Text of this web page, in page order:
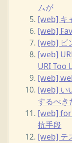
ムが
[web] キ
[web]
[web] ピ
[web]
URI Too
[web]
[web] い
するべき
[web]
抗手段
[web] テ